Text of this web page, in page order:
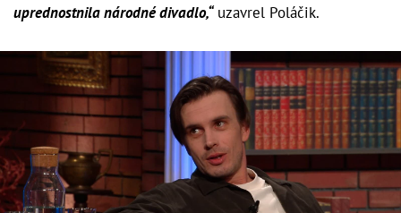
uprednostnila národné divadlo,“uzavrel Poláčik.